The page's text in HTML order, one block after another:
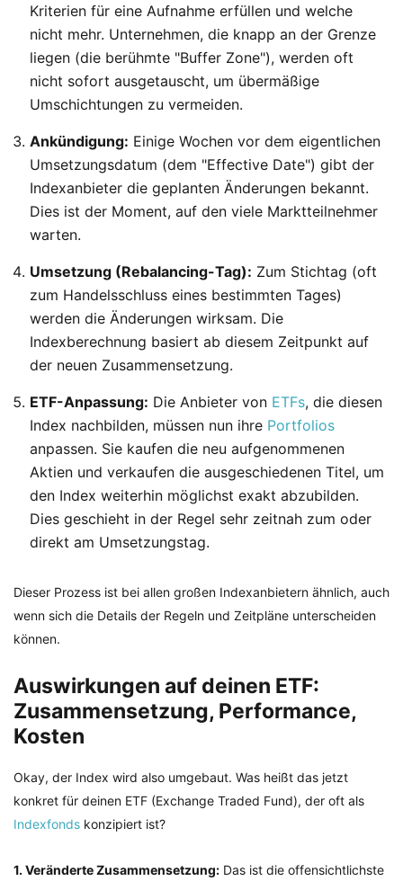
Kriterien für eine Aufnahme erfüllen und welche
nicht mehr. Unternehmen, die knapp an der Grenze
liegen (die berühmte "Buffer Zone"), werden oft
nicht sofort ausgetauscht, um übermäßige
Umschichtungen zu vermeiden.
Ankündigung: Einige Wochen vor dem eigentlichen
Umsetzungsdatum (dem "Effective Date") gibt der
Indexanbieter die geplanten Änderungen bekannt.
Dies ist der Moment, auf den viele Marktteilnehmer
warten.
Umsetzung (Rebalancing-Tag): Zum Stichtag (oft
zum Handelsschluss eines bestimmten Tages)
werden die Änderungen wirksam. Die
Indexberechnung basiert ab diesem Zeitpunkt auf
der neuen Zusammensetzung.
ETF-Anpassung: Die Anbieter von ETFs, die diesen
Index nachbilden, müssen nun ihre Portfolios
anpassen. Sie kaufen die neu aufgenommenen
Aktien und verkaufen die ausgeschiedenen Titel, um
den Index weiterhin möglichst exakt abzubilden.
Dies geschieht in der Regel sehr zeitnah zum oder
direkt am Umsetzungstag.
Dieser Prozess ist bei allen großen Indexanbietern ähnlich, auch
wenn sich die Details der Regeln und Zeitpläne unterscheiden
können.
Auswirkungen auf deinen ETF:
Zusammensetzung, Performance,
Kosten
Okay, der Index wird also umgebaut. Was heißt das jetzt
konkret für deinen ETF (Exchange Traded Fund), der oft als
Indexfonds konzipiert ist?
1. Veränderte Zusammensetzung: Das ist die offensichtlichste